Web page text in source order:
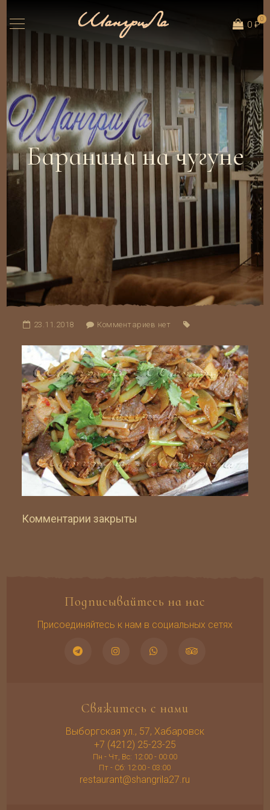
0
0 ₽
Баранина на чугуне
23.11.2018 Комментариев нет
Комментарии закрыты
Подписывайтесь на нас
Присоединяйтесь к нам в социальных сетях
Свяжитесь с нами
Выборгская ул., 57, Хабаровск
+7 (4212) 25-23-25
Пн - Чт, Вс: 12:00 - 00:00
Пт - Сб: 12:00 - 03:00
restaurant@shangrila27.ru